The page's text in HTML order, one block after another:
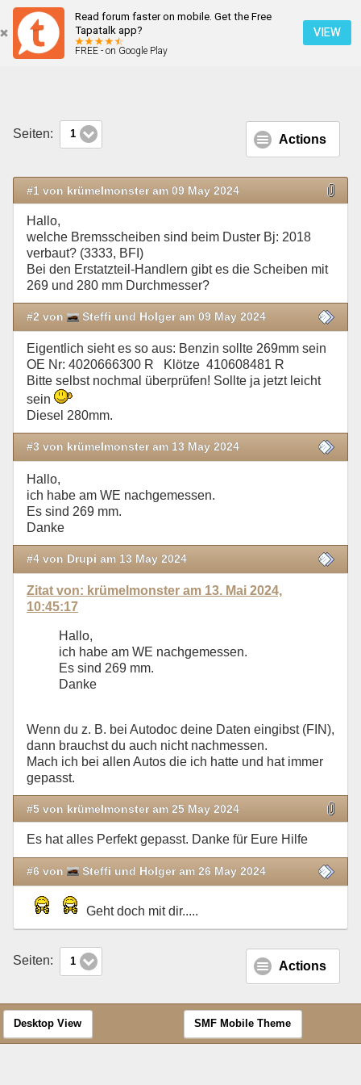
Read forum faster on mobile. Get the Free
Tapatalk app?
FREE - on Google Play
VIEW
Welche Bremsscheiben Duster 2
Seiten: 1 Actions
#1 von krümelmonster am 09 May 2024
Hallo,
welche Bremsscheiben sind beim Duster Bj: 2018
verbaut? (3333, BFI)
Bei den Erstatzteil-Handlern gibt es die Scheiben mit
269 und 280 mm Durchmesser?
#2 von Steffi und Holger am 09 May 2024
Eigentlich sieht es so aus: Benzin sollte 269mm sein
OE Nr: 4020666300 R Klötze 410608481 R
Bitte selbst nochmal überprüfen! Sollte ja jetzt leicht
sein
Diesel 280mm.
#3 von krümelmonster am 13 May 2024
Hallo,
ich habe am WE nachgemessen.
Es sind 269 mm.
Danke
#4 von Drupi am 13 May 2024
Zitat von: krümelmonster am 13. Mai 2024,
10:45:17
Hallo,
ich habe am WE nachgemessen.
Es sind 269 mm.
Danke
Wenn du z. B. bei Autodoc deine Daten eingibst (FIN),
dann brauchst du auch nicht nachmessen.
Mach ich bei allen Autos die ich hatte und hat immer
gepasst.
#5 von krümelmonster am 25 May 2024
Es hat alles Perfekt gepasst. Danke für Eure Hilfe
#6 von Steffi und Holger am 26 May 2024
Geht doch mit dir.....
Seiten: 1 Actions
Desktop View SMF Mobile Theme